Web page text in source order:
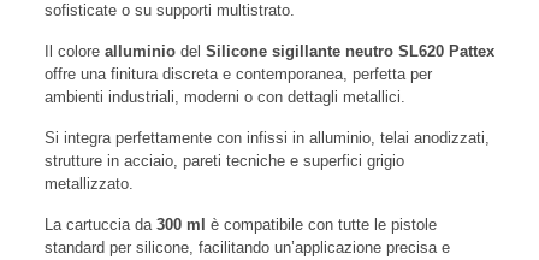
sofisticate o su supporti multistrato.
Il colore alluminiodel Silicone sigillante neutro SL620 Pattex
offre una finitura discreta e contemporanea, perfetta per
ambienti industriali, moderni o con dettagli metallici.
Si integra perfettamente con infissi in alluminio, telai anodizzati,
strutture in acciaio, pareti tecniche e superfici grigio
metallizzato.
La cartuccia da 300 ml è compatibile con tutte le pistole
standard per silicone, facilitando un’applicazione precisa e